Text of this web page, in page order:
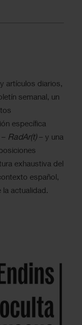
artículos diarios,
semanal, un
específica
RadAr(t)– y una
exhaustiva del
español,
actualidad.